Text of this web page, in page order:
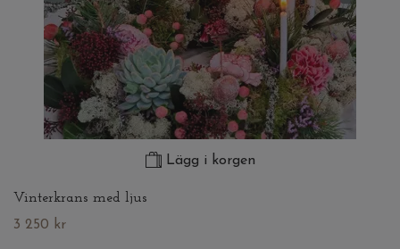
Lägg i korgen
Vinterkrans med ljus
3 250 kr